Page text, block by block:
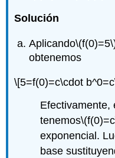
Solución
Aplicando
obtenemos
\[5=f(0)=c\cdot
Efectivamente,
tenemos
exponencial.
base